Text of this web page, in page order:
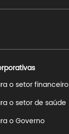
o setor financeiro
o setor de saúde
o Governo